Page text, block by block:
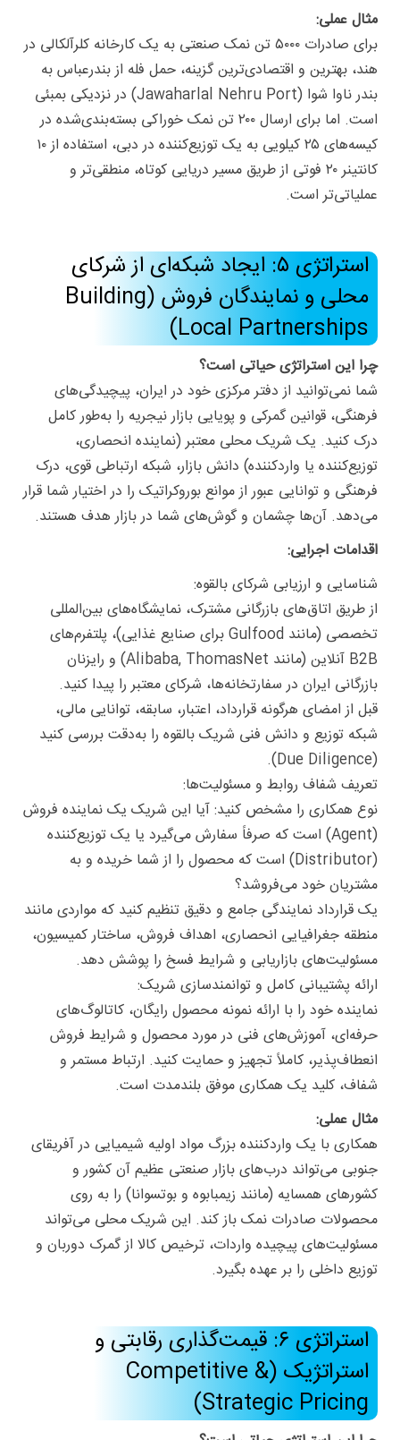
مثال عملی:
برای صادرات ۵۰۰۰ تن نمک صنعتی به یک کارخانه کلرآلکالی در
هند، بهترین و اقتصادی‌ترین گزینه، حمل فله از بندرعباس به
بندر ناوا شوا (Jawaharlal Nehru Port) در نزدیکی بمبئی
است. اما برای ارسال ۲۰۰ تن نمک خوراکی بسته‌بندی‌شده در
کیسه‌های ۲۵ کیلویی به یک توزیع‌کننده در دبی، استفاده از ۱۰
کانتینر ۲۰ فوتی از طریق مسیر دریایی کوتاه، منطقی‌تر و
عملیاتی‌تر است.
استراتژی ۵: ایجاد شبکه‌ای از شرکای
محلی و نمایندگان فروش (Building
Local Partnerships)
چرا این استراتژی حیاتی است؟
شما نمی‌توانید از دفتر مرکزی خود در ایران، پیچیدگی‌های
فرهنگی، قوانین گمرکی و پویایی بازار نیجریه را به‌طور کامل
درک کنید. یک شریک محلی معتبر (نماینده انحصاری،
توزیع‌کننده یا واردکننده) دانش بازار، شبکه ارتباطی قوی، درک
فرهنگی و توانایی عبور از موانع بوروکراتیک را در اختیار شما قرار
می‌دهد. آن‌ها چشمان و گوش‌های شما در بازار هدف هستند.
اقدامات اجرایی:
شناسایی و ارزیابی شرکای بالقوه:
از طریق اتاق‌های بازرگانی مشترک، نمایشگاه‌های بین‌المللی
تخصصی (مانند Gulfood برای صنایع غذایی)، پلتفرم‌های
B2B آنلاین (مانند Alibaba, ThomasNet) و رایزنان
بازرگانی ایران در سفارتخانه‌ها، شرکای معتبر را پیدا کنید.
قبل از امضای هرگونه قرارداد، اعتبار، سابقه، توانایی مالی،
شبکه توزیع و دانش فنی شریک بالقوه را به‌دقت بررسی کنید
(Due Diligence).
تعریف شفاف روابط و مسئولیت‌ها:
نوع همکاری را مشخص کنید: آیا این شریک یک نماینده فروش
(Agent) است که صرفاً سفارش می‌گیرد یا یک توزیع‌کننده
(Distributor) است که محصول را از شما خریده و به
مشتریان خود می‌فروشد؟
یک قرارداد نمایندگی جامع و دقیق تنظیم کنید که مواردی مانند
منطقه جغرافیایی انحصاری، اهداف فروش، ساختار کمیسیون،
مسئولیت‌های بازاریابی و شرایط فسخ را پوشش دهد.
ارائه پشتیبانی کامل و توانمندسازی شریک:
نماینده خود را با ارائه نمونه محصول رایگان، کاتالوگ‌های
حرفه‌ای، آموزش‌های فنی در مورد محصول و شرایط فروش
انعطاف‌پذیر، کاملاً تجهیز و حمایت کنید. ارتباط مستمر و
شفاف، کلید یک همکاری موفق بلندمدت است.
مثال عملی:
همکاری با یک واردکننده بزرگ مواد اولیه شیمیایی در آفریقای
جنوبی می‌تواند درب‌های بازار صنعتی عظیم آن کشور و
کشورهای همسایه (مانند زیمبابوه و بوتسوانا) را به روی
محصولات صادرات نمک باز کند. این شریک محلی می‌تواند
مسئولیت‌های پیچیده واردات، ترخیص کالا از گمرک دوربان و
توزیع داخلی را بر عهده بگیرد.
استراتژی ۶: قیمت‌گذاری رقابتی و
استراتژیک (Competitive &
Strategic Pricing)